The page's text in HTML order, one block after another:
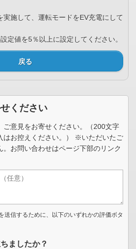
実施して、運転モードをEV充電にして
定値を5％以上に設定してください。
戻る
ください
ご意見をお寄せください。（200文字
はお控えください。） ※いただいたご
。お問い合わせはページ下部のリンク
送信するために、以下のいずれかの評価ボタ
ましたか？